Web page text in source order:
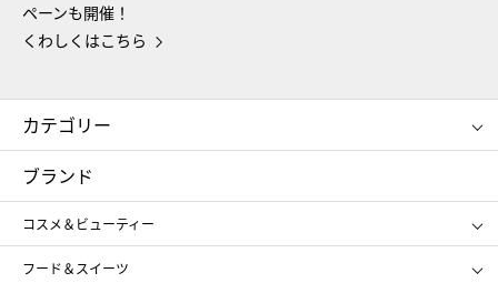
ペーンも開催！
くわしくはこちら
カテゴリー
コスメ＆ビューティー
ギフト
レディース
メンズ
スポーツ・アウトドア
ブランド
コスメ＆ビューティー
SHISEIDO
フード＆スイーツ